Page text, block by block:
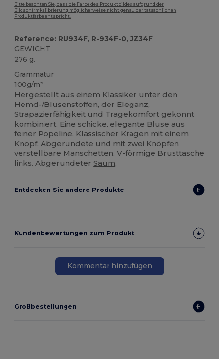
Bitte beachten Sie, dass die Farbe des Produktbildes aufgrund der
Bildschirmkalibrierung möglicherweise nicht genau der tatsächlichen
Produktfarbe entspricht.
Reference: RU934F, R-934F-0, JZ34F
GEWICHT
276 g.
Grammatur
100g/m²
Hergestellt aus einem Klassiker unter den
Hemd-/Blusenstoffen, der Eleganz,
Strapazierfähigkeit und Tragekomfort gekonnt
kombiniert. Eine schicke, elegante Bluse aus
feiner Popeline. Klassischer Kragen mit einem
Knopf. Abgerundete und mit zwei Knöpfen
verstellbare Manschetten. V-förmige Brusttasche
links. AbgerundeterSaum.
Entdecken Sie andere Produkte
Kundenbewertungen zum Produkt
Kommentar hinzufügen
Großbestellungen